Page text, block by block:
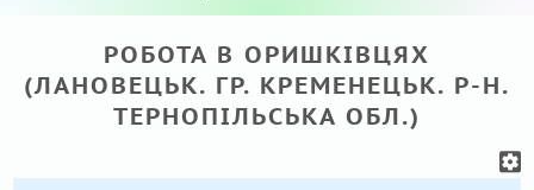
РОБОТА В ОРИШКІВЦЯХ
(ЛАНОВЕЦЬК. ГР. КРЕМЕНЕЦЬК. Р-Н.
ТЕРНОПІЛЬСЬКА ОБЛ.)